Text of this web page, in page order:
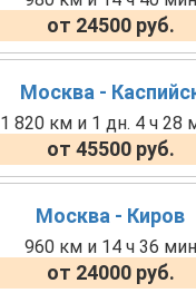
от 24500 руб.
Москва -
1 820 км и 1 дн. 4 ч 28
от 45500 руб.
Москва - Киров
960 км и 14 ч 36 мин
от 24000 руб.